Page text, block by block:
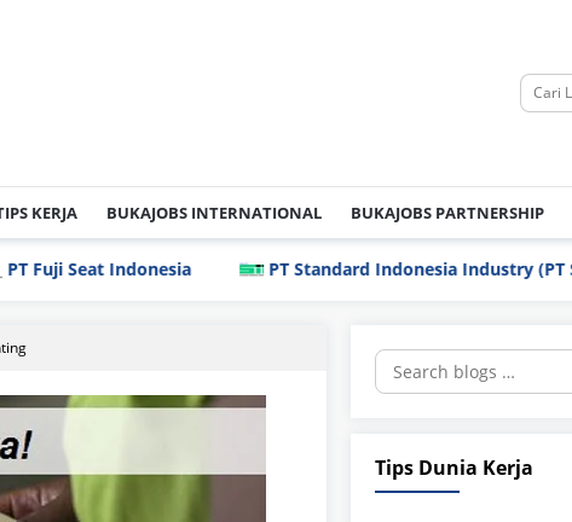
KERJA BUKAJOBS INTERNATIONAL BUKAJOBS PARTNERSHIP
Indonesia PT Standard Indonesia Industry (PT SII)
Search
for:
Tips Dunia Kerja